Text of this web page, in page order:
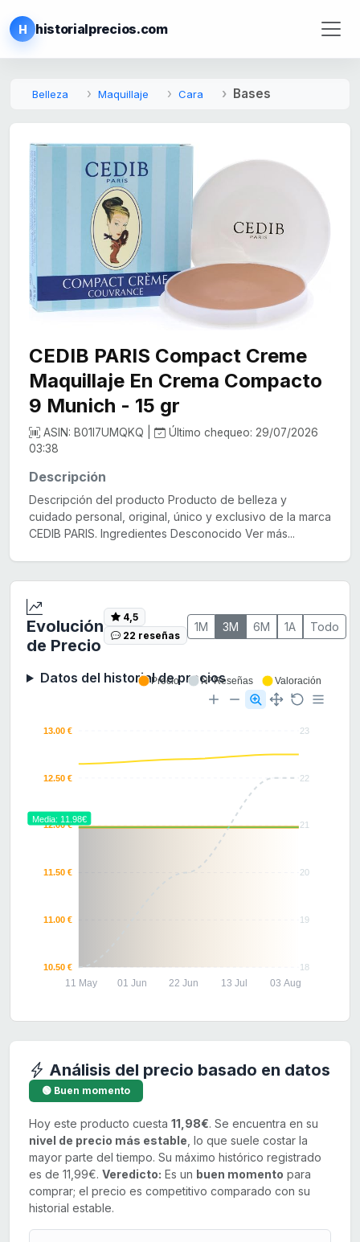
H historialprecios.com
Belleza Maquillaje Cara Bases
CEDIB PARIS Compact Creme
Maquillaje En Crema Compacto
9 Munich - 15 gr
ASIN: B01I7UMQKQ |
Último chequeo: 29/07/2026
03:38
Descripción
Descripción del producto Producto de belleza y
cuidado personal, original, único y exclusivo de la marca
CEDIB PARIS. Ingredientes Desconocido Ver más...
Evolución
de Precio
4,5
22 reseñas
1M 3M 6M 1A Todo
Datos del historial de precios
23
22
21
20
19
18
13.00 €
12.50 €
12.00 €
11.50 €
11.00 €
10.50 €
11 May 01 Jun 22 Jun 13 Jul 03 Aug
Media: 11.98€
Precio Nº Reseñas Valoración
Análisis del precio basado en datos
🟢 Buen momento
Hoy este producto cuesta 11,98€. Se encuentra en su
nivel de precio más estable , lo que suele costar la
mayor parte del tiempo. Su máximo histórico registrado
es de 11,99€. Veredicto: Es un buen momento para
comprar; el precio es competitivo comparado con su
historial estable.